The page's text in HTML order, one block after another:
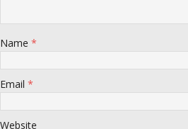
Name *
Email *
Website